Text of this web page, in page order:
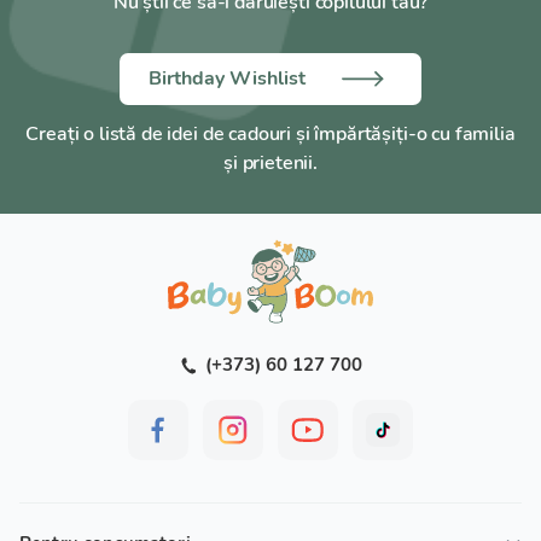
Inserție suplimentară pentru nou-născuți
Husă detașabilă și lavabilă
Dimensiuni scaun: lungime 52 cm / lățime 45 cm /
înălțime 61–77 cm
HYPNOTIC PLUS– siguranță inteligentă și confort în
Birthday Wishlist
Creați o listă de idei de cadouri și împărtășiți-o cu familia
și prietenii.
(+373) 60 127 700